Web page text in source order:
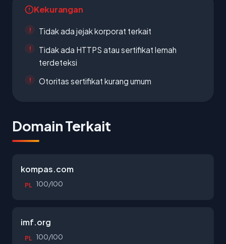
Kekurangan
Tidak ada jejak korporat terkait
Tidak ada HTTPS atau sertifikat lemah
terdeteksi
Otoritas sertifikat kurang umum
Domain Terkait
kompas.com
PL 100/100
imf.org
PL 100/100